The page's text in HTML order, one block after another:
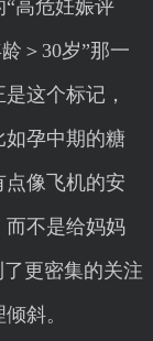
高危妊娠评
＞30岁”那一
这个标记，
如孕中期的糖
像飞机的安
而不是给妈妈
更密集的关注
斜。